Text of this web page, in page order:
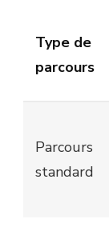
Type de
parcours
Parcours
standard